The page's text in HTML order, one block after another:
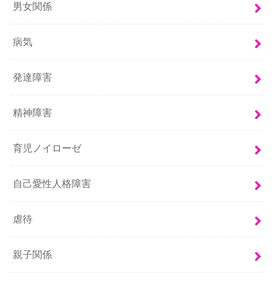
男女関係
病気
発達障害
精神障害
育児ノイローゼ
自己愛性人格障害
虐待
親子関係